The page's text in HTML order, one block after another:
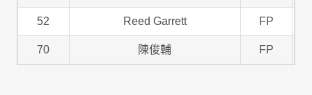
52 Reed Garrett FP
70 陳俊輔 FP